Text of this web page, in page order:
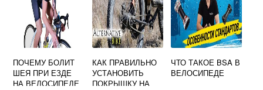
ПОЧЕМУ БОЛИТ
ШЕЯ ПРИ ЕЗДЕ
НА ВЕЛОСИПЕДЕ
КАК ПРАВИЛЬНО
УСТАНОВИТЬ
ПОКРЫШКУ НА
ЧТО ТАКОЕ BSA В
ВЕЛОСИПЕДЕ